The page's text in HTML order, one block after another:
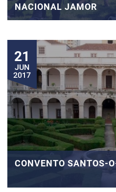
NACIONAL JAMOR
21
JUN
2017
CONVENTO SANTOS-